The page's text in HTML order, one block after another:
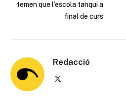
temen que l’escola tanqui a
final de curs
Redacció